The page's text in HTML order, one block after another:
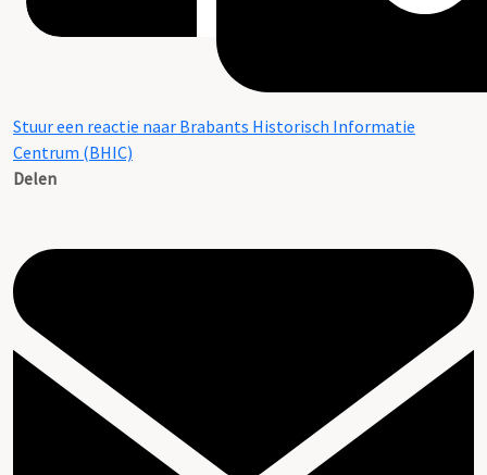
Stuur een reactie naar Brabants Historisch Informatie
Centrum (BHIC)
Delen